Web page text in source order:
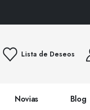
DENTRO DE
Lista de Deseos
Novias Blog